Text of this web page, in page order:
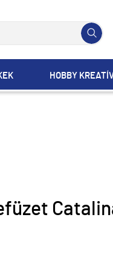
HOBBY